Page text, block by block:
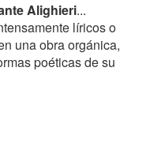
Alighieri...
líricos o
una obra orgánica,
poéticas de su